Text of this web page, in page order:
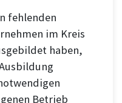
fehlenden
im Kreis
haben,
Betrieb